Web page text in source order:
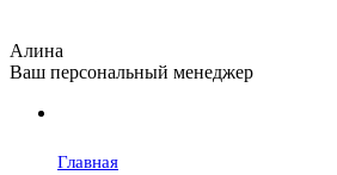
Алина
Ваш персональный менеджер
Главная